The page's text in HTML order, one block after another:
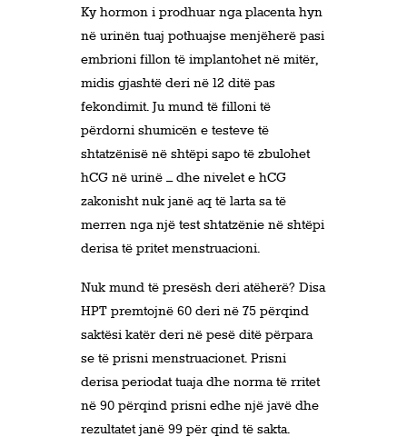
Ky hormon i prodhuar nga placenta hyn
në urinën tuaj pothuajse menjëherë pasi
embrioni fillon të implantohet në mitër,
midis gjashtë deri në 12 ditë pas
fekondimit. Ju mund të filloni të
përdorni shumicën e testeve të
shtatzënisë në shtëpi sapo të zbulohet
hCG në urinë – dhe nivelet e hCG
zakonisht nuk janë aq të larta sa të
merren nga një test shtatzënie në shtëpi
derisa të pritet menstruacioni.
Nuk mund të presësh deri atëherë? Disa
HPT premtojnë 60 deri në 75 përqind
saktësi katër deri në pesë ditë përpara
se të prisni menstruacionet. Prisni
derisa periodat tuaja dhe norma të rritet
në 90 përqind prisni edhe një javë dhe
rezultatet janë 99 për qind të sakta.